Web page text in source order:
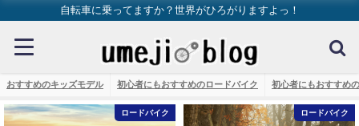
自転車に乗ってますか？世界がひろがりますよっ！
おすすめのキッズモデル 初心者にもおすすめのロードバイク 初心者にもおすすめ
ロードバイク ロードバイク